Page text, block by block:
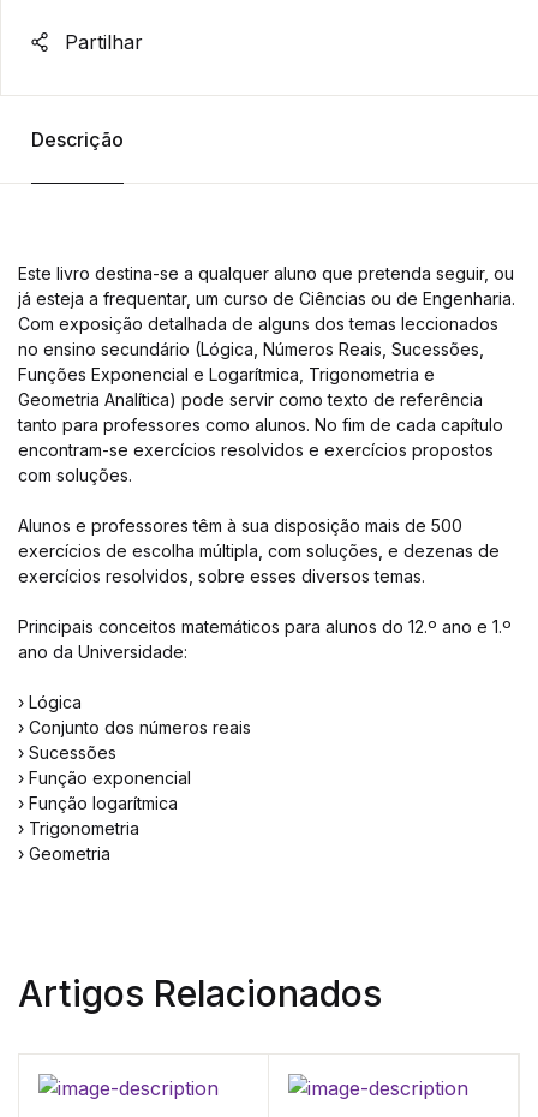
Partilhar
Descrição
Este livro destina-se a qualquer aluno que pretenda seguir, ou
já esteja a frequentar, um curso de Ciências ou de Engenharia.
Com exposição detalhada de alguns dos temas leccionados
no ensino secundário (Lógica, Números Reais, Sucessões,
Funções Exponencial e Logarítmica, Trigonometria e
Geometria Analítica) pode servir como texto de referência
tanto para professores como alunos. No fim de cada capítulo
encontram-se exercícios resolvidos e exercícios propostos
com soluções.
Alunos e professores têm à sua disposição mais de 500
exercícios de escolha múltipla, com soluções, e dezenas de
exercícios resolvidos, sobre esses diversos temas.
Principais conceitos matemáticos para alunos do 12.º ano e 1.º
ano da Universidade:
› Lógica
› Conjunto dos números reais
› Sucessões
› Função exponencial
› Função logarítmica
› Trigonometria
› Geometria
Artigos Relacionados